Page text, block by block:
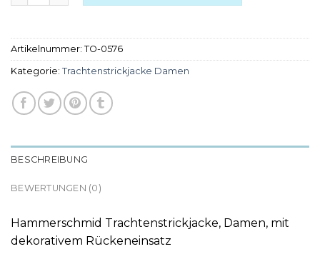
Artikelnummer: TO-0576
Kategorie: Trachtenstrickjacke Damen
BESCHREIBUNG
BEWERTUNGEN (0)
Hammerschmid Trachtenstrickjacke, Damen, mit
dekorativem Rückeneinsatz